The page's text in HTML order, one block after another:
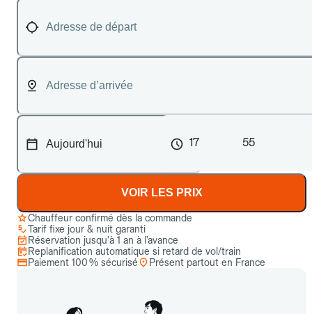
17 55
VOIR LES PRIX
Chauffeur confirmé dès la commande
Tarif fixe jour & nuit garanti
Réservation jusqu’à 1 an à l’avance
Replanification automatique si retard de vol/train
Paiement 100 % sécurisé
Présent partout en France